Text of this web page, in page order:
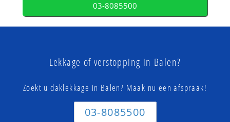
03-8085500
Lekkage of verstopping in Balen?
Zoekt u daklekkage in Balen? Maak nu een afspraak!
03-8085500